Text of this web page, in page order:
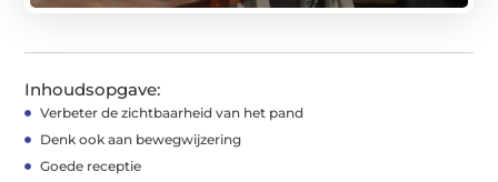
Inhoudsopgave:
Verbeter de zichtbaarheid van het pand
Denk ook aan bewegwijzering
Goede receptie